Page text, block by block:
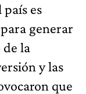
es
generar
la
y las
que